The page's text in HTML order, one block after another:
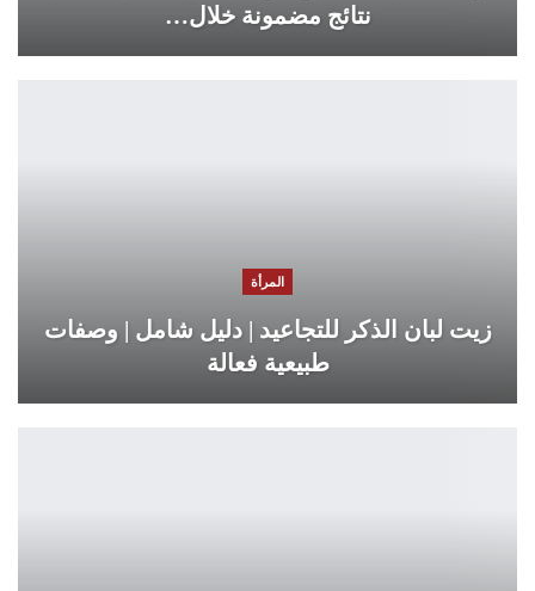
نتائج مضمونة خلال…
المرأة
زيت لبان الذكر للتجاعيد | دليل شامل | وصفات
طبيعية فعالة